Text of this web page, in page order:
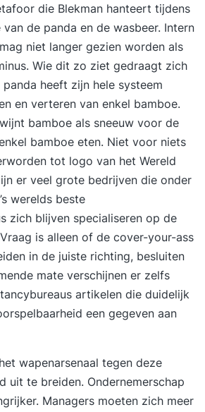
die Blekman hanteert tijdens
de panda en de wasbeer. Intern
niet langer gezien worden als
Wie dit zo ziet gedraagt zich
panda heeft zijn hele systeem
en verteren van enkel bamboe.
bamboe als sneeuw voor de
bamboe eten. Niet voor niets
tot logo van het Wereld
er veel grote bedrijven die onder
werelds beste
zich blijven specialiseren op de
is alleen of de cover-your-ass
in de juiste richting, besluiten
mate verschijnen er zelfs
artikelen die duidelijk
een gegeven aan
wapenarsenaal tegen deze
uit te breiden. Ondernemerschap
Managers moeten zich meer